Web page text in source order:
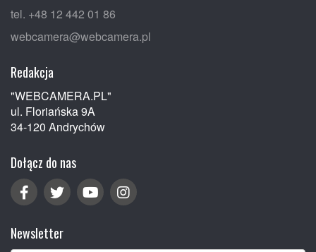
tel. +48 12 442 01 86
webcamera@webcamera.pl
Redakcja
"WEBCAMERA.PL"
ul. Floriańska 9A
34-120 Andrychów
Dołącz do nas
Newsletter